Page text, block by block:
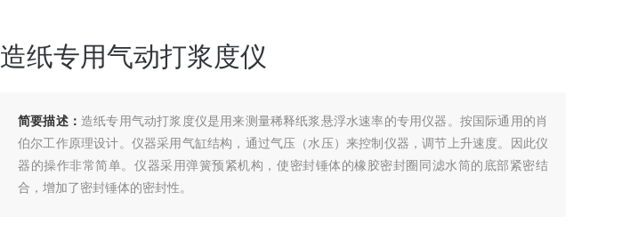
造纸专用气动打浆度仪
简要描述： 造纸专用气动打浆度仪是用来测量稀释纸浆悬浮水速率的专用仪器。按国际通用的肖
伯尔工作原理设计。仪器采用气缸结构，通过气压（水压）来控制仪器，调节上升速度。因此仪
器的操作非常简单。仪器采用弹簧预紧机构，使密封锤体的橡胶密封圈同滤水筒的底部紧密结
合，增加了密封锤体的密封性。